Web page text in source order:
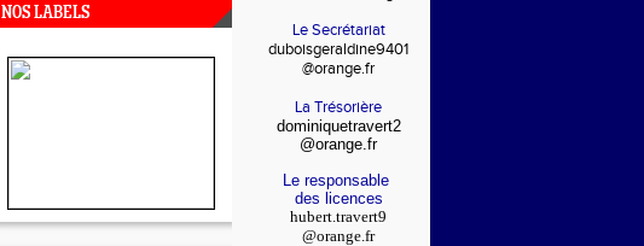
NOS LABELS
Le Secrétariat
duboisgeraldine9401
@orange.fr
La Trésorière
dominiquetravert2
@orange.fr
Le responsable
des licences
hubert.travert9
@orange.fr